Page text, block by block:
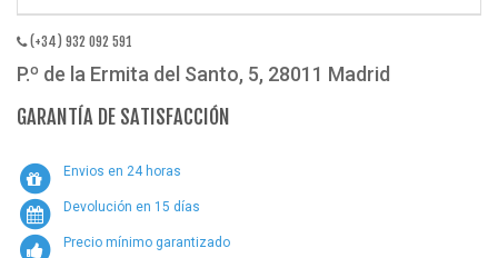
(+34) 932 092 591
P.º de la Ermita del Santo, 5, 28011 Madrid
GARANTÍA DE SATISFACCIÓN
Envios en 24 horas
Devolución en 15 días
Precio mínimo garantizado